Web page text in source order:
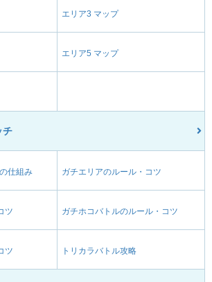
エリア3 マップ
エリア5 マップ
チ
仕組み ガチエリアのルール・コツ
ツ ガチホコバトルのルール・コツ
ツ トリカラバトル攻略